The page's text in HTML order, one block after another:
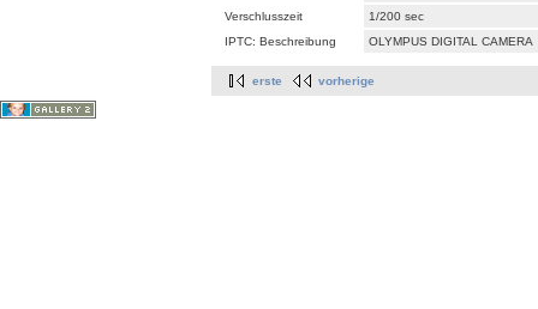
Verschlusszeit
1/200 sec
IPTC: Beschreibung
OLYMPUS DIGITAL CAMERA
erste vorherige